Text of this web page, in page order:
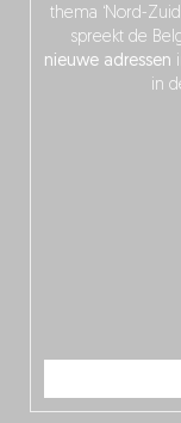
thema ‘Nord-
spreekt de
nieuwe adressen
in